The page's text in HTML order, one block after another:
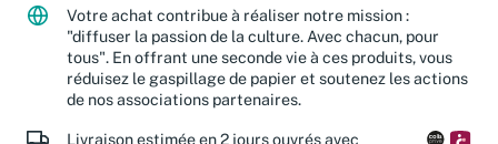
Votre achat contribue à réaliser notre mission :
"diffuser la passion de la culture. Avec chacun, pour
tous". En offrant une seconde vie à ces produits, vous
réduisez le gaspillage de papier et soutenez les actions
de nos associations partenaires.